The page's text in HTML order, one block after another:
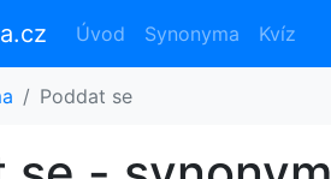
Úvod Synonyma Kvíz
Poddat se